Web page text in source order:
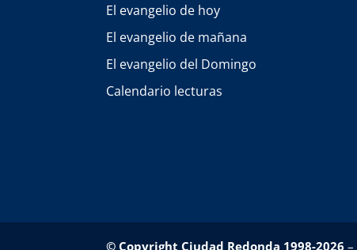
El evangelio de hoy
El evangelio de mañana
El evangelio del Domingo
Calendario lecturas
© Copyright Ciudad Redonda 1998-2026 –